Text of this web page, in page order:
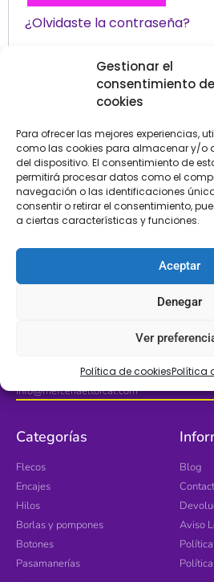
Gestionar el
consentimiento
cookies
Para ofrecer las mejores experiencias,
como las cookies para almacenar y/o
del dispositivo. El consentimiento de
permitirá procesar datos como el
navegación o las identificaciones
consentir o retirar el consentimiento,
a ciertas características y funciones.
Aceptar
Denegar
Ver
Política de cookiesPolítica
¿Olvidaste la contraseña?
LLÁMANOS
+34 608 196 565
info@merceriaeltorcal.com
Categorías
Flecos
Encajes
Hilos
Borlas y pompones
Botones
Pasamanerías
Blog
Aviso